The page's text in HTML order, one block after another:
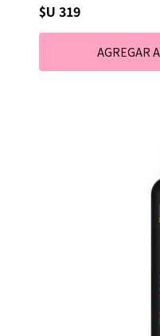
$U 319